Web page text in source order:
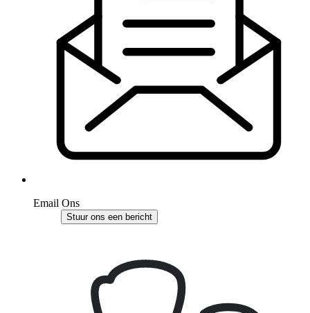
Email Ons
Stuur ons een bericht